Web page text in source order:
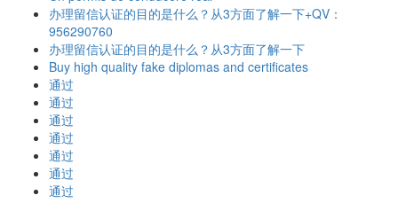
办理留信认证的目的是什么？从3方面了解一下+QV：
956290760
办理留信认证的目的是什么？从3方面了解一下
Buy high quality fake diplomas and certificates
通过
通过
通过
通过
通过
通过
通过